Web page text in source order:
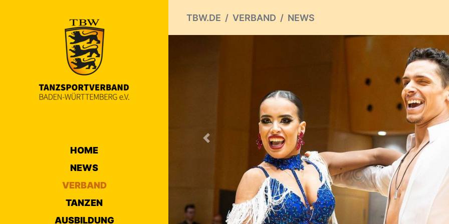
HOME
NEWS
VERBAND
TANZEN
AUSBILDUNG
TBW.DE VERBAND NEWS
Previous